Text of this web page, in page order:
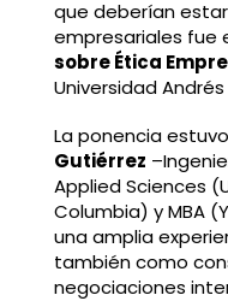
que deberían
empresariales fue
sobre Ética
Universidad Andrés
La ponencia
Gutiérrez
Applied Sciences
Columbia) y MBA
una amplia
también como
negociaciones